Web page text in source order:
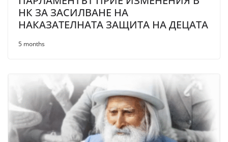
НК ЗА ЗАСИЛВАНЕ НА
НАКАЗАТЕЛНАТА ЗАЩИТА НА ДЕЦАТА
5 months